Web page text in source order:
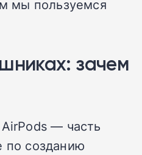
мы пользуемся
зачем
— часть
по созданию